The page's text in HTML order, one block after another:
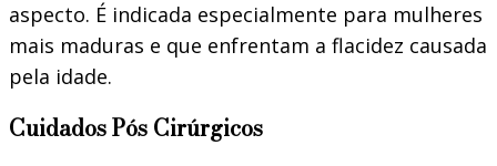
aspecto. É indicada especialmente para mulheres
mais maduras e que enfrentam a flacidez causada
pela idade.
Cuidados Pós Cirúrgicos